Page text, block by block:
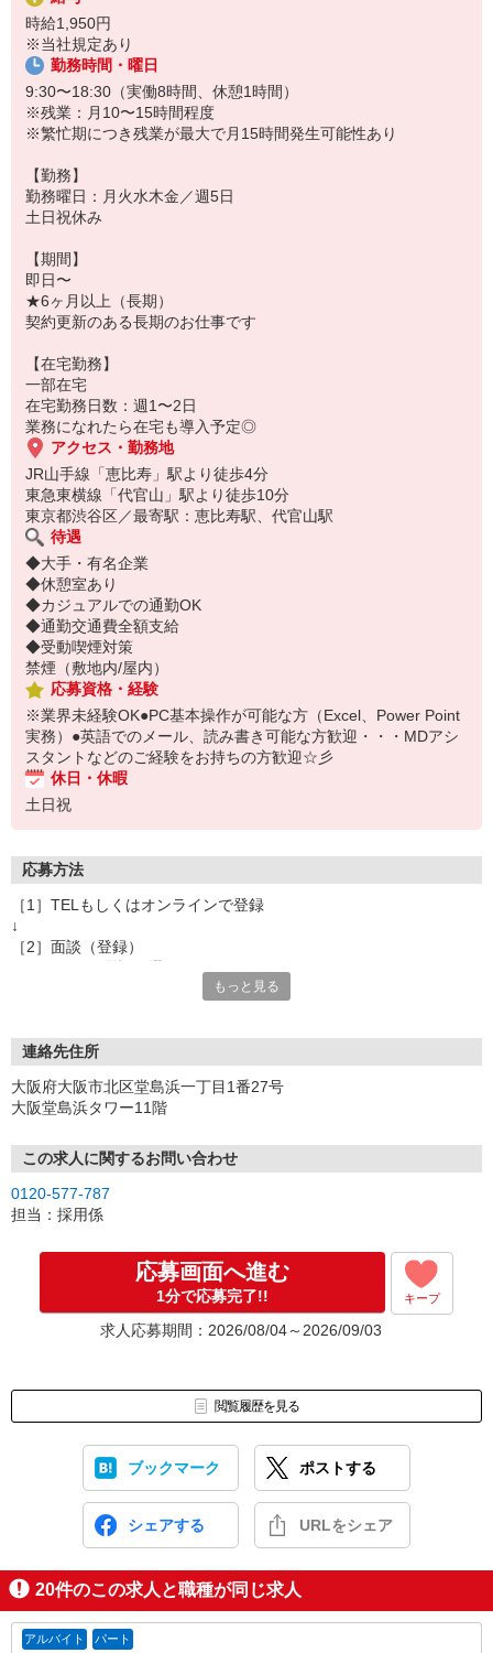
・資格はないけど働ける仕事を見つけたい
時給1,950円
※当社規定あり
勤務時間・曜日
9:30〜18:30（実働8時間、休憩1時間）
※残業：月10〜15時間程度
※繁忙期につき残業が最大で月15時間発生可能性あり
【勤務】
勤務曜日：月火水木金／週5日
土日祝休み
【期間】
即日〜
★6ヶ月以上（長期）
契約更新のある長期のお仕事です
【在宅勤務】
一部在宅
在宅勤務日数：週1〜2日
業務になれたら在宅も導入予定◎
アクセス・勤務地
JR山手線「恵比寿」駅より徒歩4分
東急東横線「代官山」駅より徒歩10分
東京都渋谷区／最寄駅：恵比寿駅、代官山駅
待遇
◆大手・有名企業
◆休憩室あり
◆カジュアルでの通勤OK
◆通勤交通費全額支給
◆受動喫煙対策
禁煙（敷地内/屋内）
応募資格・経験
※業界未経験OK●PC基本操作が可能な方（Excel、Power Point
実務）●英語でのメール、読み書き可能な方歓迎・・・MDアシ
スタントなどのご経験をお持ちの方歓迎☆彡
休日・休暇
土日祝
応募方法
［1］TELもしくはオンラインで登録
↓
［2］面談（登録）
［3］お仕事の紹介
ご希望条件に合うお仕事があればその他のお仕事もご紹介
↓
就業にあたっての手続きを行います。
↓
［5］お仕事スタート
出勤初日は営業担当が同行するので
※ご応募のタイミングによっては募集が終了している場合もござい
ます。予めご了承ください。
もっと見る
連絡先住所
大阪府大阪市北区堂島浜一丁目1番27号
大阪堂島浜タワー11階
この求人に関するお問い合わせ
0120-577-787
担当：採用係
応募画面へ進む
1分で応募完了!! キープ
求人応募期間：2026/08/04～2026/09/03
閲覧履歴を見る
ブックマーク ポストする
シェアする URLをシェア
20件のこの求人と職種が同じ求人
アルバイト パート